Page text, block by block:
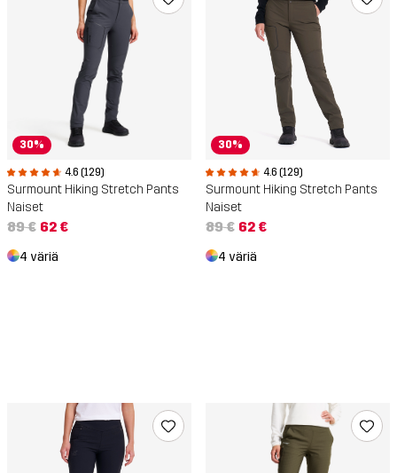
30%
4.6 (129)
Surmount Hiking Stretch Pants
Naiset
89 € 62 €
4 väriä
30%
4.6 (129)
Surmount Hiking Stretch Pants
Naiset
89 € 62 €
4 väriä